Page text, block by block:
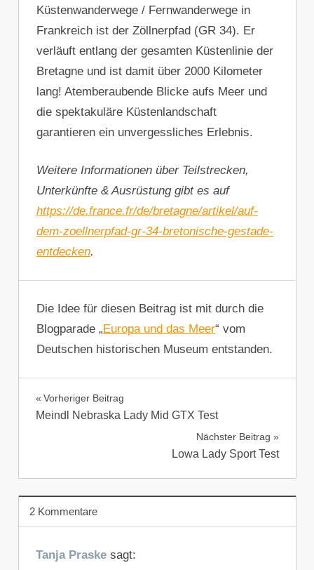
Küstenwanderwege / Fernwanderwege in
Frankreich ist der Zöllnerpfad (GR 34). Er
verläuft entlang der gesamten Küstenlinie der
Bretagne und ist damit über 2000 Kilometer
lang! Atemberaubende Blicke aufs Meer und
die spektakuläre Küstenlandschaft
garantieren ein unvergessliches Erlebnis.
Weitere Informationen über Teilstrecken,
Unterkünfte & Ausrüstung gibt es auf
https://de.france.fr/de/bretagne/artikel/auf-
dem-zoellnerpfad-gr-34-bretonische-gestade-
entdecken.
Die Idee für diesen Beitrag ist mit durch die
Blogparade „ Europa und das Meer“ vom
Deutschen historischen Museum entstanden.
Beitragsnavigation
Vorheriger Beitrag
Meindl Nebraska Lady Mid GTX Test
Nächster Beitrag
Lowa Lady Sport Test
2 Kommentare
Tanja Praske sagt: